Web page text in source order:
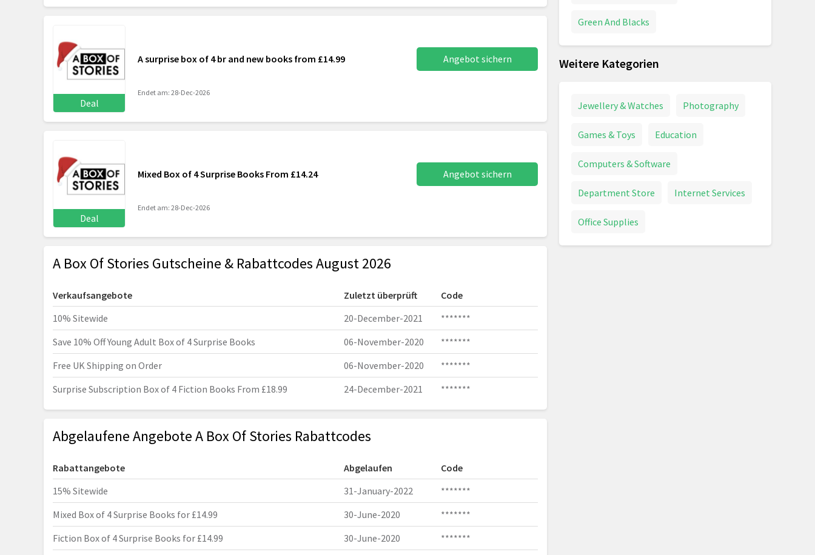
Deal
A surprise box of 4 br and new books from £14.99 Angebot sichern
Endet am: 28-Dec-2026
Deal
Mixed Box of 4 Surprise Books From £14.24 Angebot sichern
Endet am: 28-Dec-2026
A Box Of Stories Gutscheine & Rabattcodes August 2026
Verkaufsangebote Zuletzt überprüft
Code
10% Sitewide
20-December-2021
*******
Save 10% Off Young Adult Box of 4 Surprise Books
06-November-2020
*******
Free UK Shipping on Order
06-November-2020
*******
Surprise Subscription Box of 4 Fiction Books From £18.99
24-December-2021 *******
Abgelaufene Angebote A Box Of Stories Rabattcodes
Rabattangebote Abgelaufen
Code
15% Sitewide
31-January-2022
*******
Mixed Box of 4 Surprise Books for £14.99
30-June-2020
*******
Fiction Box of 4 Surprise Books for £14.99
30-June-2020
*******
Green And Blacks
Weitere Kategorien
Jewellery & Watches Photography
Games & Toys Education
Computers & Software
Department Store Internet Services
Office Supplies